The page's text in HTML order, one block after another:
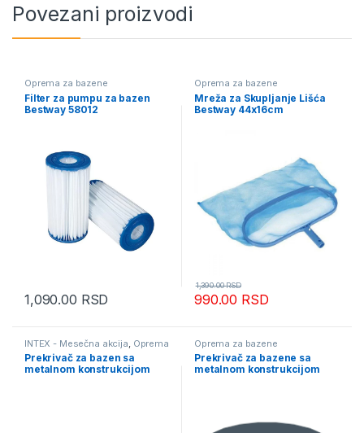
Povezani proizvodi
Oprema za bazene
Filter za pumpu za bazen
Bestway 58012
1,090.00 RSD
Oprema za bazene
Mreža za Skupljanje Lišća
Bestway 44x16cm
990.00 RSD
1,390.00RSD
INTEX - Mesečna akcija Oprema
za bazene
Prekrivač za bazen sa
metalnom konstrukcijom
Oprema za bazene
Prekrivač za bazene sa
metalnom konstrukcijom